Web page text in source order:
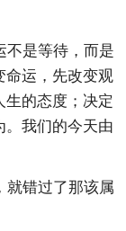
不是等待，而是
命运，先改变观
的态度；决定
。我们的今天由
就错过了那该属